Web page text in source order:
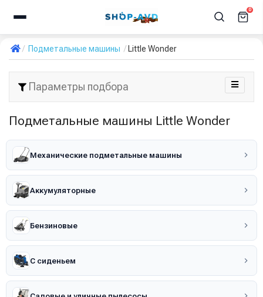
0
Подметальные машины Little Wonder
Параметры подбора
Подметальные машины Little Wonder
Механические подметальные машины
Аккумуляторные
Бензиновые
С сиденьем